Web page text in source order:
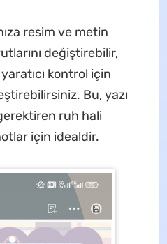
resim ve metin
değiştirebilir,
kontrol için
Bu, yazı
ruh hali
için idealdir.